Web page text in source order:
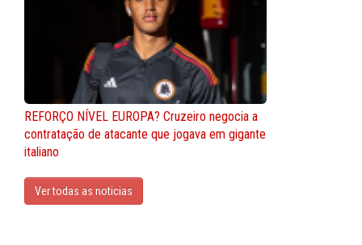
REFORÇO NÍVEL EUROPA? Cruzeiro negocia a
contratação de atacante que jogava em gigante
italiano
Ver todas as noticias